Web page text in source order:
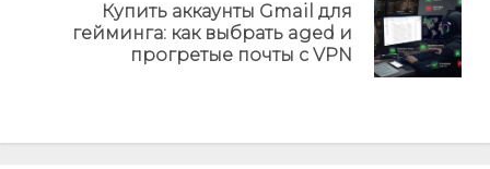
Купить аккаунты Gmail для
гейминга: как выбрать aged и
прогретые почты с VPN